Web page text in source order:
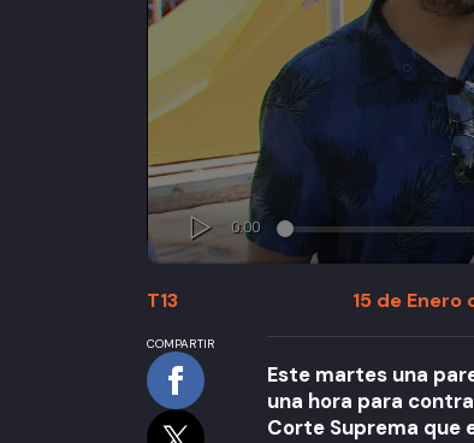
T13 15 de Enero
COMPARTIR
Este martes una
una hora para
Corte Suprema que